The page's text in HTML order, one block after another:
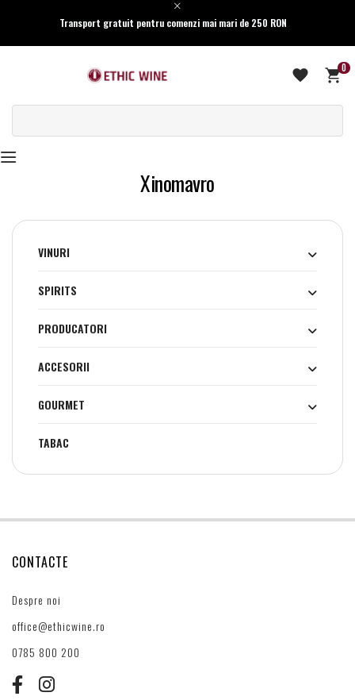
Transport gratuit pentru comenzi mai mari de 250 RON
0
Xinomavro
VINURI
SPIRITS
PRODUCATORI
ACCESORII
GOURMET
TABAC
CONTACTE
Despre noi
office@ethicwine.ro
0785 800 200